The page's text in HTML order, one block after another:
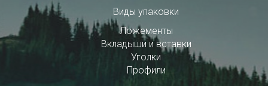
Виды упаковки
Ложементы
Вкладыши и вставки
Уголки
Профили